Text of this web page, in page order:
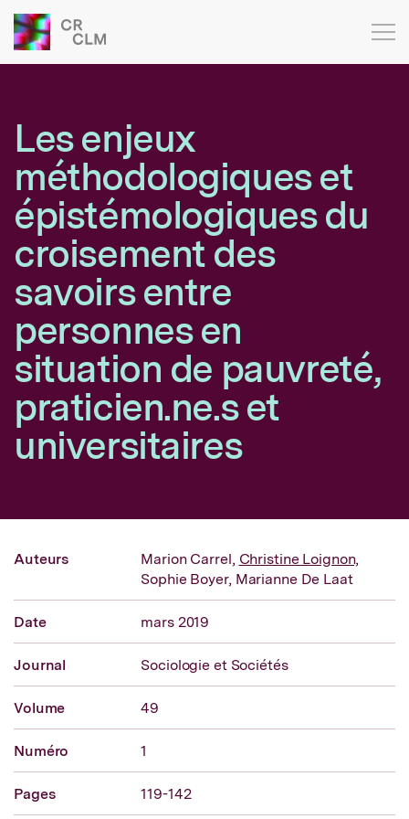
Les enjeux
méthodologiques et
épistémologiques du
croisement des
savoirs entre
personnes en
situation de pauvreté,
praticien.ne.s et
universitaires
Auteurs Marion Carrel, Christine Loignon,
Sophie Boyer, Marianne De Laat
Date mars 2019
Journal Sociologie et Sociétés
Volume 49
Numéro 1
Pages 119-142